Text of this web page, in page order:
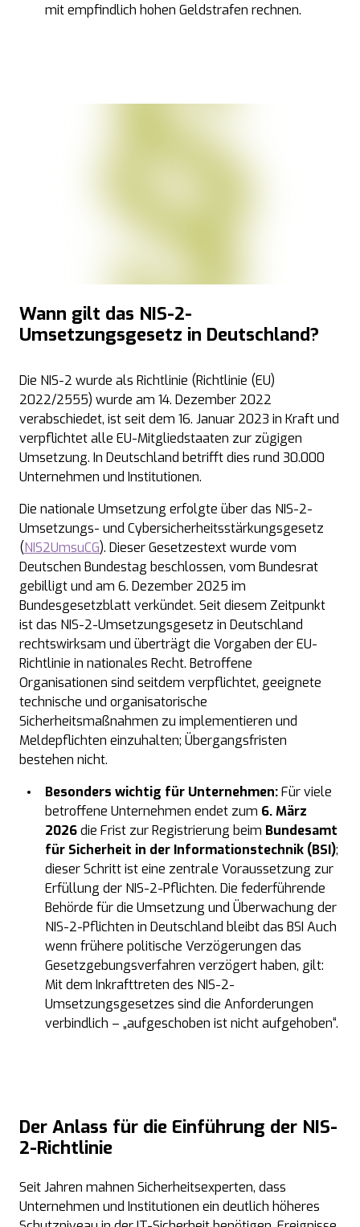
mit empfindlich hohen Geldstrafen rechnen.
Wann gilt das NIS-2-
Umsetzungsgesetz in Deutschland?
Die NIS-2 wurde als Richtlinie (Richtlinie (EU)
2022/2555) wurde am 14. Dezember 2022
verabschiedet, ist seit dem 16. Januar 2023 in Kraft und
verpflichtet alle EU-Mitgliedstaaten zur zügigen
Umsetzung. In Deutschland betrifft dies rund 30.000
Unternehmen und Institutionen.
Die nationale Umsetzung erfolgte über das NIS-2-
Umsetzungs- und Cybersicherheitsstärkungsgesetz
(NIS2UmsuCG). Dieser Gesetzestext wurde vom
Deutschen Bundestag beschlossen, vom Bundesrat
gebilligt und am 6. Dezember 2025 im
Bundesgesetzblatt verkündet. Seit diesem Zeitpunkt
ist das NIS-2-Umsetzungsgesetz in Deutschland
rechtswirksam und überträgt die Vorgaben der EU-
Richtlinie in nationales Recht. Betroffene
Organisationen sind seitdem verpflichtet, geeignete
technische und organisatorische
Sicherheitsmaßnahmen zu implementieren und
Meldepflichten einzuhalten; Übergangsfristen
bestehen nicht.
Besonders wichtig für Unternehmen:Für viele
betroffene Unternehmen endet zum 6. März
2026die Frist zur Registrierung beim Bundesamt
für Sicherheit in der Informationstechnik (BSI);
dieser Schritt ist eine zentrale Voraussetzung zur
Erfüllung der NIS-2-Pflichten. Die federführende
Behörde für die Umsetzung und Überwachung der
NIS-2-Pflichten in Deutschland bleibt das BSI Auch
wenn frühere politische Verzögerungen das
Gesetzgebungsverfahren verzögert haben, gilt:
Mit dem Inkrafttreten des NIS-2-
Umsetzungsgesetzes sind die Anforderungen
verbindlich – „aufgeschoben ist nicht aufgehoben“.
Der Anlass für die Einführung der NIS-
2-Richtlinie
Seit Jahren mahnen Sicherheitsexperten, dass
Unternehmen und Institutionen ein deutlich höheres